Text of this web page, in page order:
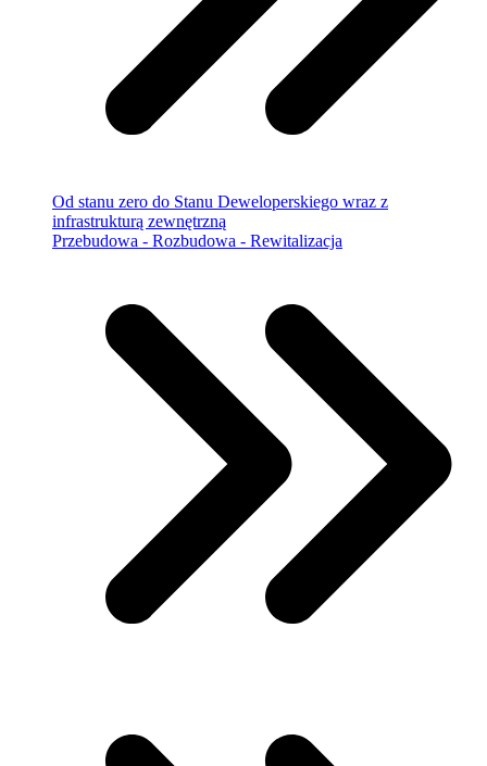
Od stanu zero do Stanu Deweloperskiego wraz z
infrastrukturą zewnętrzną
Przebudowa - Rozbudowa - Rewitalizacja